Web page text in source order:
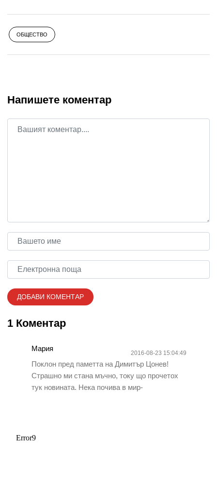
ОБЩЕСТВО
Напишете коментар
1 Коментар
Мария
2016-08-23 15:04:49
Поклон пред паметта на Димитър Цонев!
Страшно ми стана мъчно, току що прочетох
тук новината. Нека почива в мир-